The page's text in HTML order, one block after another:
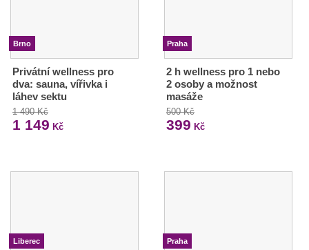
Brno
Privátní wellness pro
dva: sauna, vířivka i
láhev sektu
1 490 Kč
1 149 Kč
Praha
2 h wellness pro 1 nebo
2 osoby a možnost
masáže
500 Kč
399 Kč
Liberec Praha